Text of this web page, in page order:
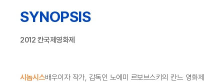
SYNOPSIS
2012 칸국제영화제
시놉시스배우이자 작가, 감독인 노에미 르보브스키의 칸느 영화제